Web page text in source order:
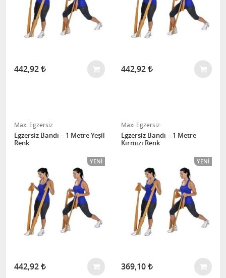
442,92 442,92
Maxi Egzersiz
Egzersiz Bandı – 1 Metre Yeşil
Renk
YENI
442,92
Maxi Egzersiz
Egzersiz Bandı – 1 Metre
Kırmızı Renk
YENI
369,10